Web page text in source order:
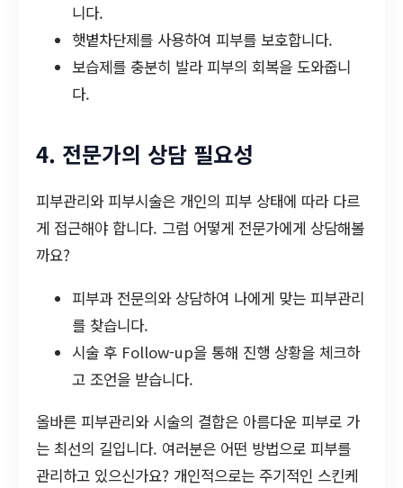
니다.
햇볕차단제를 사용하여 피부를 보호합니다.
보습제를 충분히 발라 피부의 회복을 도와줍니
다.
4. 전문가의 상담 필요성
피부관리와 피부시술은 개인의 피부 상태에 따라 다르
게 접근해야 합니다. 그럼 어떻게 전문가에게 상담해볼
까요?
피부과 전문의와 상담하여 나에게 맞는 피부관리
를 찾습니다.
시술 후 Follow-up을 통해 진행 상황을 체크하
고 조언을 받습니다.
올바른 피부관리와 시술의 결합은 아름다운 피부로 가
는 최선의 길입니다. 여러분은 어떤 방법으로 피부를
관리하고 있으신가요? 개인적으로는 주기적인 스킨케